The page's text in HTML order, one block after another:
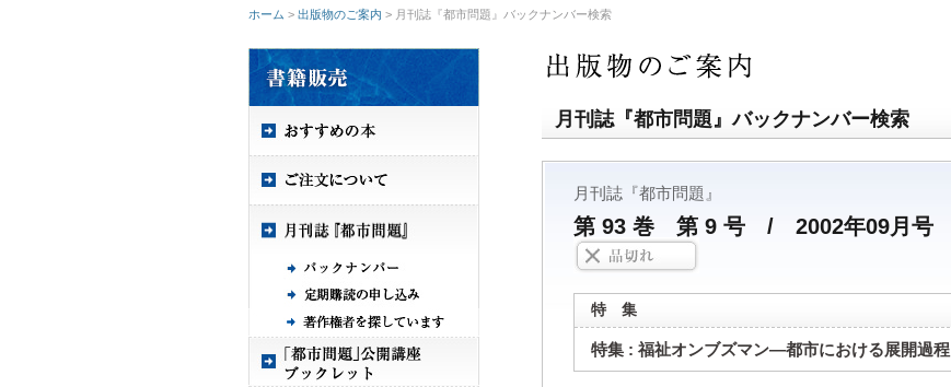
ホーム > 出版物のご案内 > 月刊誌『都市問題』バックナンバー検索
月刊誌『都市問題』バックナンバー検索
月刊誌『都市問題』
第 93 巻 第 9 号 / 2002年09月号
特 集
特集 : 福祉オンブズマン―都市における展開過程